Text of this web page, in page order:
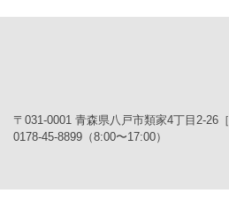
〒031-0001 青森県八戸市類家4丁目2-26［
0178-45-8899（8:00〜17:00）